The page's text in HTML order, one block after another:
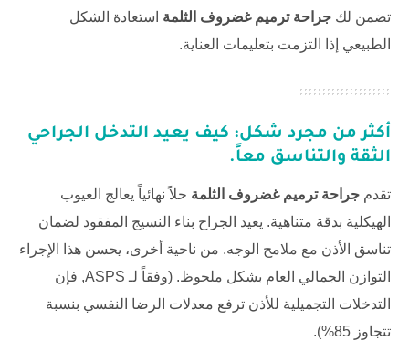
تضمن لك جراحة ترميم غضروف الثلمة استعادة الشكل
الطبيعي إذا التزمت بتعليمات العناية.
أكثر من مجرد شكل: كيف يعيد التدخل الجراحي
الثقة والتناسق معاً.
تقدم جراحة ترميم غضروف الثلمة حلاً نهائياً يعالج العيوب
الهيكلية بدقة متناهية. يعيد الجراح بناء النسيج المفقود لضمان
تناسق الأذن مع ملامح الوجه. من ناحية أخرى، يحسن هذا الإجراء
التوازن الجمالي العام بشكل ملحوظ. (وفقاً لـ ASPS, فإن
التدخلات التجميلية للأذن ترفع معدلات الرضا النفسي بنسبة
تتجاوز 85%).